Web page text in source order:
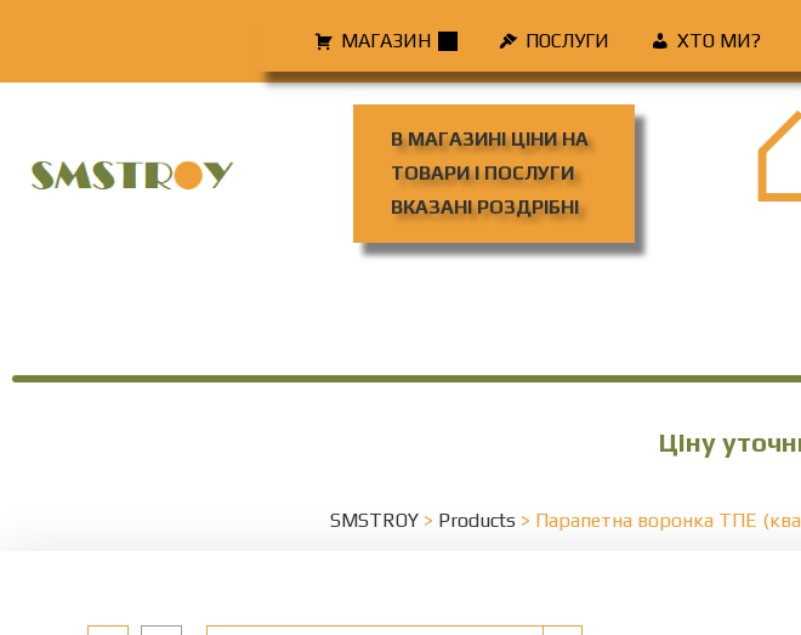
МАГАЗИН ПОСЛУГИ ХТО МИ?
В МАГАЗИНІ ЦІНИ НА
ТОВАРИ І ПОСЛУГИ
ВКАЗАНІ РОЗДРІБНІ
Ціну
SMSTROY > Products > Парапетна воронка ТПЕ